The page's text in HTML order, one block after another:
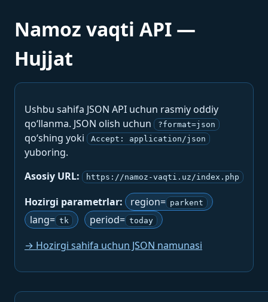
Namoz vaqti API —
Hujjat
Ushbu sahifa JSON API uchun rasmiy oddiy
qo‘llanma. JSON olish uchun
?format=json
qo‘shing yoki Accept: application/json
yuboring.
Asosiy URL:
https://namoz-vaqti.uz/index.php
Hozirgi parametrlar: region= parkent
lang= tk period= today
→ Hozirgi sahifa uchun JSON namunasi